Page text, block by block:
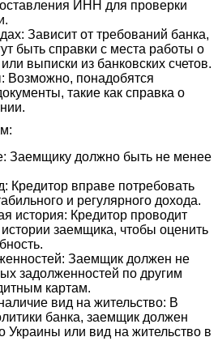
ИНН для проверки
Зависит от требований банка,
быть справки с места работы о
выписки из банковских счетов.
Возможно, понадобятся
такие как справка о
Заемщику должно быть не менее
Кредитор вправе потребовать
и регулярного дохода.
история: Кредитор проводит
заемщика, чтобы оценить
Заемщик должен не
задолженностей по другим
картам.
вид на жительство: В
банка, заемщик должен
Украины или вид на жительство в